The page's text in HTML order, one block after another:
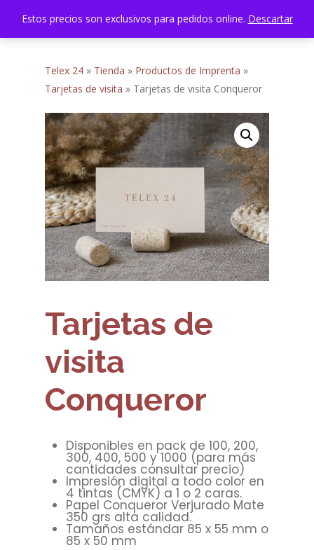
account
Telex 24 » Tienda » Productos de Imprenta »
Tarjetas de visita » Tarjetas de visita Conqueror
Tarjetas de
visita
Conqueror
Disponibles en pack de 100, 200,
300, 400, 500 y 1000 (para más
cantidades consultar precio)
Impresión digital a todo color en
4 tintas (CMYK) a 1 o 2 caras.
Papel Conqueror Verjurado Mate
350 grs alta calidad.
Tamaños estándar 85 x 55 mm o
85 x 50 mm
Close
Estos precios son exclusivos para pedidos online. Descartar